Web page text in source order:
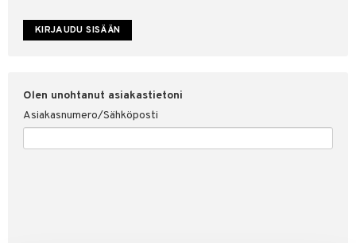
Olen unohtanut asiakastietoni
Asiakasnumero/Sähköposti
suojaus